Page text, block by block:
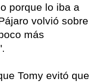
porque lo iba a
volvió sobre
más
Tomy evitó que